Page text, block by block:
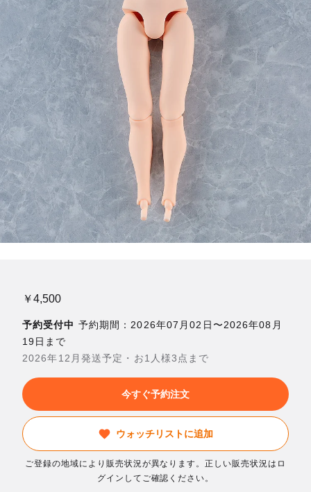
￥4,500
予約受付中 予約期間：2026年07月02日〜2026年08月
19日まで
2026年12月発送予定・お1人様3点まで
今すぐ予約注文
ウォッチリストに追加
ご登録の地域により販売状況が異なります。正しい販売状況はロ
グインしてご確認ください。